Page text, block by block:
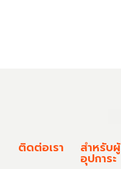
ติดต่อเรา สำหรับผู้
อุปการะ